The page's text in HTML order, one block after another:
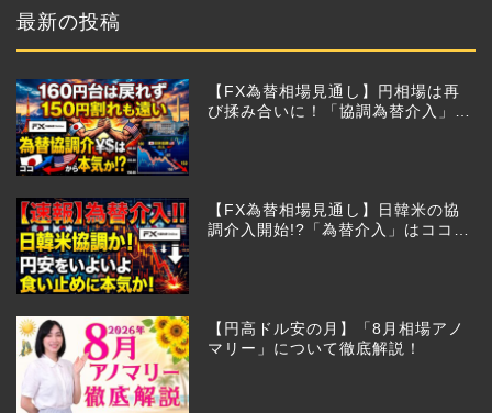
最新の投稿
【FX為替相場見通し】円相場は再
び揉み合いに！「協調為替介入」再
【FX為替相場見通し】日韓米の協
調介入開始!?「為替介入」はココか
【円高ドル安の月】「8月相場アノ
マリー」について徹底解説！